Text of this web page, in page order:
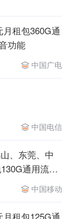
租包360G通
功能
中国广电
中国电信
、东莞、中
通用流量
中国移动
租包125G通